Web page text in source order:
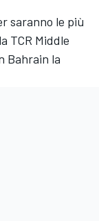
saranno le più
TCR Middle
Bahrain la